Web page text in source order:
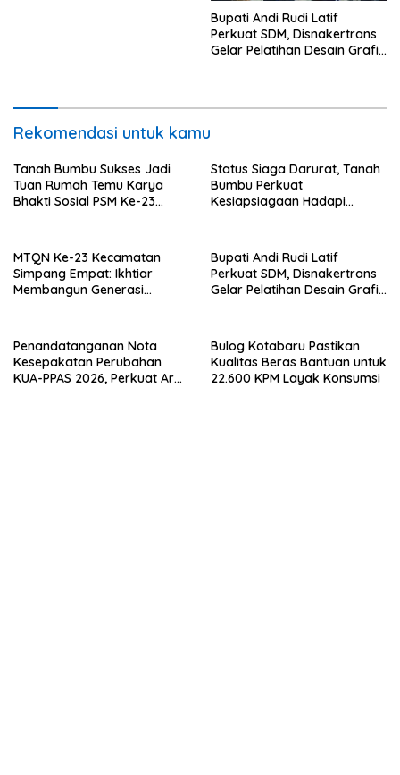
Bupati Andi Rudi Latif
Perkuat SDM, Disnakertrans
Gelar Pelatihan Desain Grafis
Rekomendasi untuk kamu
Tanah Bumbu Sukses Jadi
Tuan Rumah Temu Karya
Bhakti Sosial PSM Ke-23
Status Siaga Darurat, Tanah
Bumbu Perkuat
Kesiapsiagaan Hadapi
MTQN Ke-23 Kecamatan
Simpang Empat: Ikhtiar
Membangun Generasi
Bupati Andi Rudi Latif
Perkuat SDM, Disnakertrans
Gelar Pelatihan Desain Grafis
Penandatanganan Nota
Kesepakatan Perubahan
KUA-PPAS 2026, Perkuat Arah
Bulog Kotabaru Pastikan
Kualitas Beras Bantuan untuk
22.600 KPM Layak Konsumsi